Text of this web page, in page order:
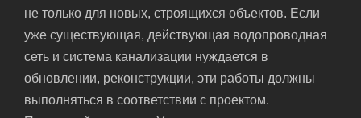
не только для новых, строящихся объектов. Если
уже существующая, действующая водопроводная
сеть и система канализации нуждается в
обновлении, реконструкции, эти работы должны
выполняться в соответствии с проектом.